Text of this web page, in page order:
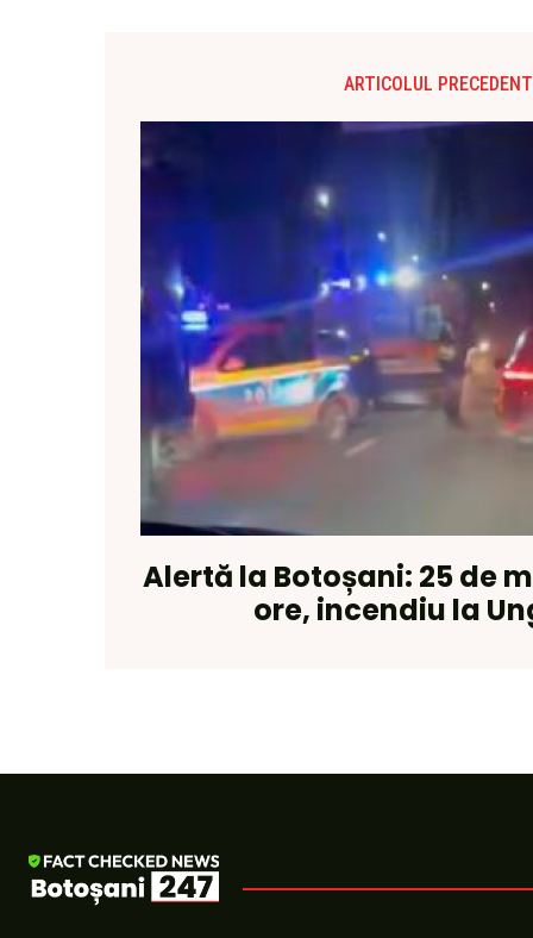
ARTICOLUL PRECEDENT
Alertă la Botoșani: 25 de
ore, incendiu la